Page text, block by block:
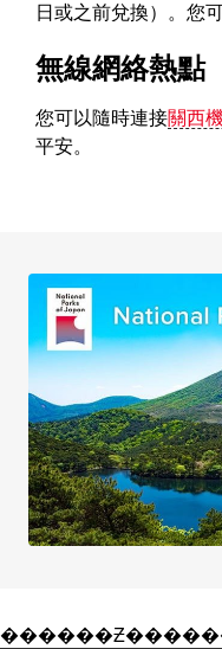
日或之前兌換）。您
無線網絡熱點
您可以隨時連接關西
平安。